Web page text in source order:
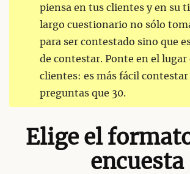
piensa en tus clientes y en su
largo cuestionario no sólo
para ser contestado sino que
de contestar. Ponte en el lugar
clientes: es más fácil contestar
preguntas que 30.
Elige el
encuesta